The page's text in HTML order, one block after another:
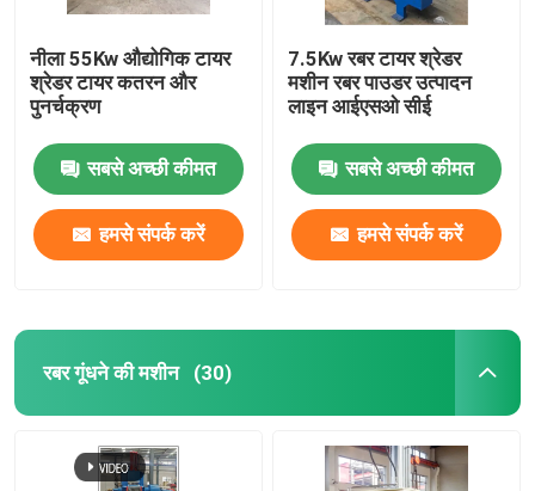
नीला 55Kw औद्योगिक टायर
श्रेडर टायर कतरन और
पुनर्चक्रण
सबसे अच्छी कीमत
हमसे संपर्क करें
7.5Kw रबर टायर श्रेडर
मशीन रबर पाउडर उत्पादन
लाइन आईएसओ सीई
सबसे अच्छी कीमत
हमसे संपर्क करें
रबर गूंधने की मशीन (30)